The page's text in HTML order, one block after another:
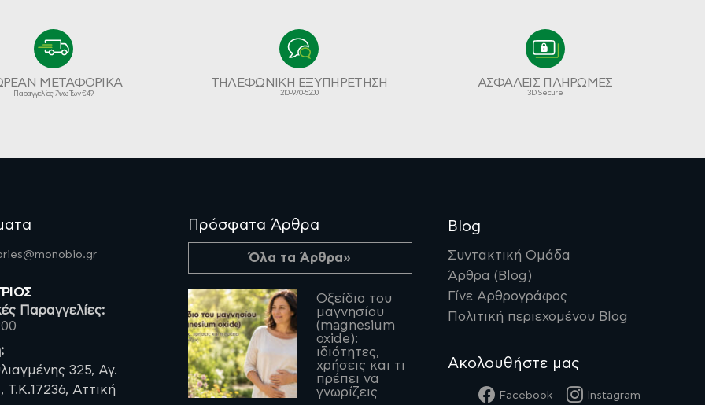
ΜΕΤΑΦΟΡΙΚΑ
Παραγγελίες Άνω Των €49
ΤΗΛΕΦΩΝΙΚΗ ΕΞΥΠΗΡΕΤΗΣΗ
210-970-5200
ΑΣΦΑΛΕΙΣ ΠΛΗΡΩΜΕΣ
3D Secure
Παραγγελίες:
325, Αγ.
Τ.Κ.17236, Αττική
Πρόσφατα Άρθρα
Όλα τα Άρθρα»
Οξείδιο του
μαγνησίου
(magnesium
oxide):
ιδιότητες,
χρήσεις και τι
πρέπει να
γνωρίζεις
Blog
Συντακτική Ομάδα
Άρθρα (Blog)
Γίνε Αρθρογράφος
Πολιτική περιεχομένου Blog
Ακολουθήστε μας
Facebook
Instagram